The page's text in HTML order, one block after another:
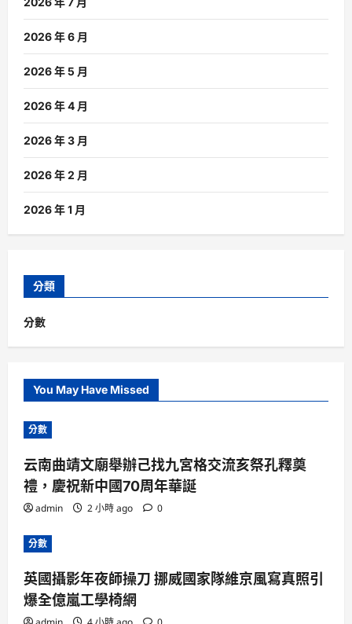
2026 年 6 月
2026 年 5 月
2026 年 4 月
2026 年 3 月
2026 年 2 月
2026 年 1 月
分類
分數
You May Have Missed
分數
云南曲靖文廟舉辦己找九宮格交流亥祭孔釋奠
禮，慶祝新中國70周年華誕
admin 2 小時 ago 0
分數
英國攝影年夜師操刀 挪威國家隊維京風寫真照引
爆全億嵐工學椅網